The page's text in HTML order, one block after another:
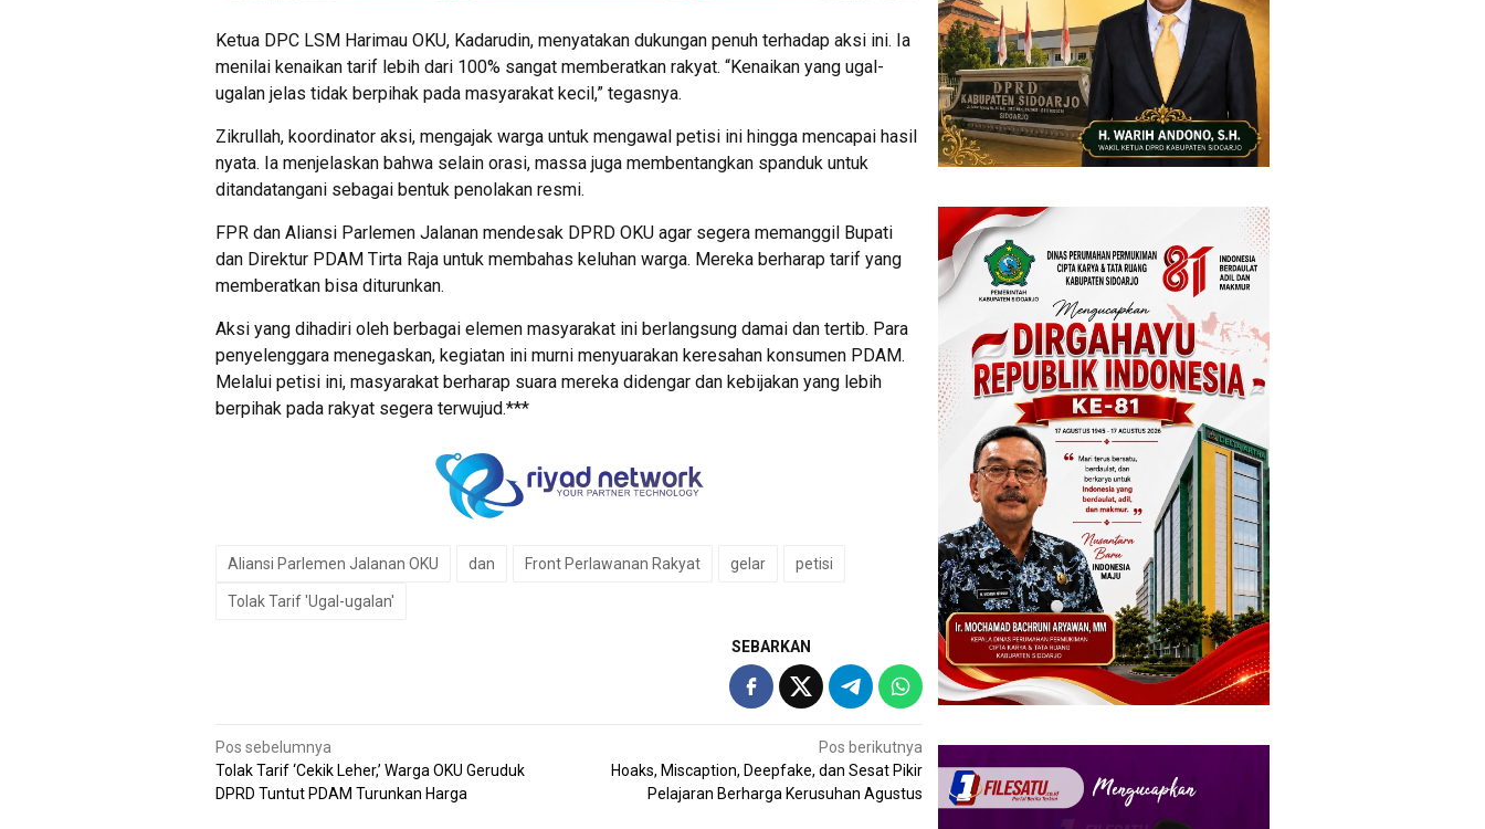
Ketua DPC LSM Harimau OKU, Kadarudin, menyatakan dukungan penuh terhadap aksi ini. Ia
menilai kenaikan tarif lebih dari 100% sangat memberatkan rakyat. “Kenaikan yang ugal-
ugalan jelas tidak berpihak pada masyarakat kecil,” tegasnya.
Zikrullah, koordinator aksi, mengajak warga untuk mengawal petisi ini hingga mencapai hasil
nyata. Ia menjelaskan bahwa selain orasi, massa juga membentangkan spanduk untuk
ditandatangani sebagai bentuk penolakan resmi.
FPR dan Aliansi Parlemen Jalanan mendesak DPRD OKU agar segera memanggil Bupati
dan Direktur PDAM Tirta Raja untuk membahas keluhan warga. Mereka berharap tarif yang
memberatkan bisa diturunkan.
Aksi yang dihadiri oleh berbagai elemen masyarakat ini berlangsung damai dan tertib. Para
penyelenggara menegaskan, kegiatan ini murni menyuarakan keresahan konsumen PDAM.
Melalui petisi ini, masyarakat berharap suara mereka didengar dan kebijakan yang lebih
berpihak pada rakyat segera terwujud.***
Aliansi Parlemen Jalanan OKU dan Front Perlawanan Rakyat gelar petisi
Tolak Tarif 'Ugal-ugalan'
SEBARKAN
Navigasi
pos
Pos sebelumnya
Tolak Tarif ‘Cekik Leher,’ Warga OKU Geruduk
DPRD Tuntut PDAM Turunkan Harga
Pos berikutnya
Hoaks, Miscaption, Deepfake, dan Sesat Pikir
Pelajaran Berharga Kerusuhan Agustus